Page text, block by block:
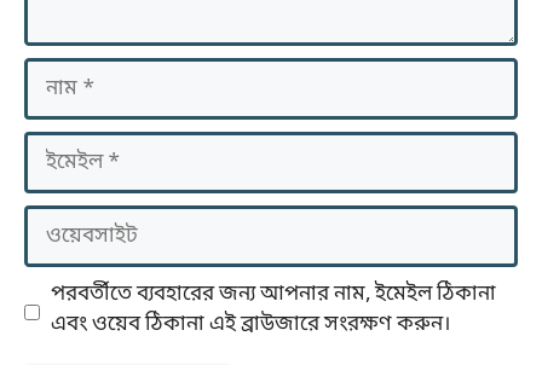
নাম
ইমেইল
ওয়েবসাইট
পরবর্তীতে ব্যবহারের জন্য আপনার নাম, ইমেইল ঠিকানা
এবং ওয়েব ঠিকানা এই ব্রাউজারে সংরক্ষণ করুন।